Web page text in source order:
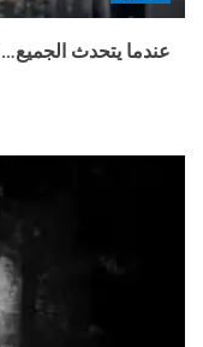
عندما يتحدث